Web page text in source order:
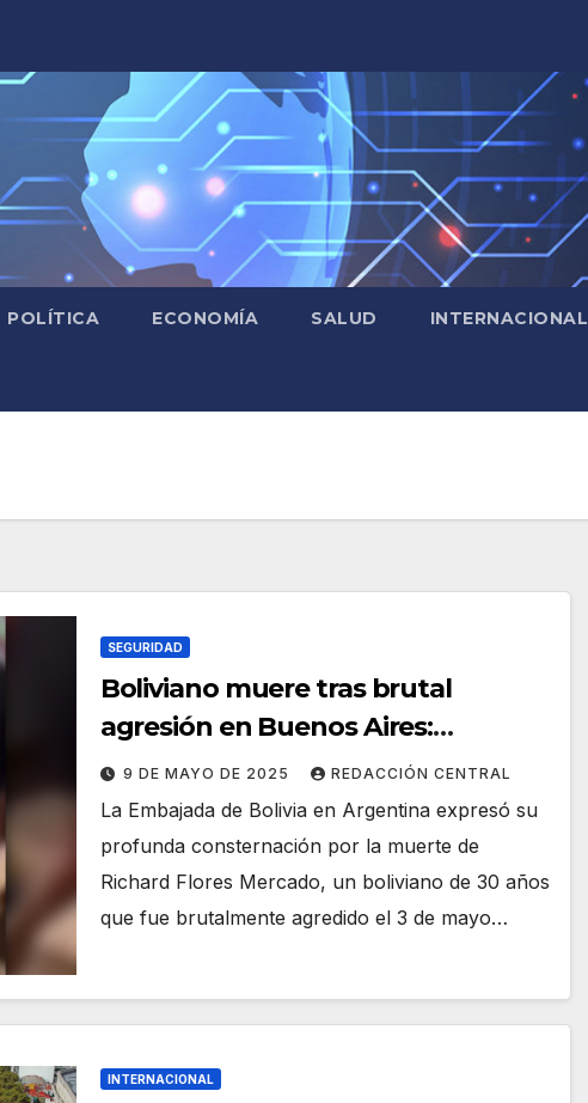
POLÍTICA ECONOMÍA SALUD INTERNACIONAL
SEGURIDAD
Boliviano muere tras brutal
agresión en Buenos Aires:
Embajada exige investigación por
posible xenofobia
9 DE MAYO DE 2025 REDACCIÓN CENTRAL
La Embajada de Bolivia en Argentina expresó su
profunda consternación por la muerte de
Richard Flores Mercado, un boliviano de 30 años
que fue brutalmente agredido el 3 de mayo…
INTERNACIONAL